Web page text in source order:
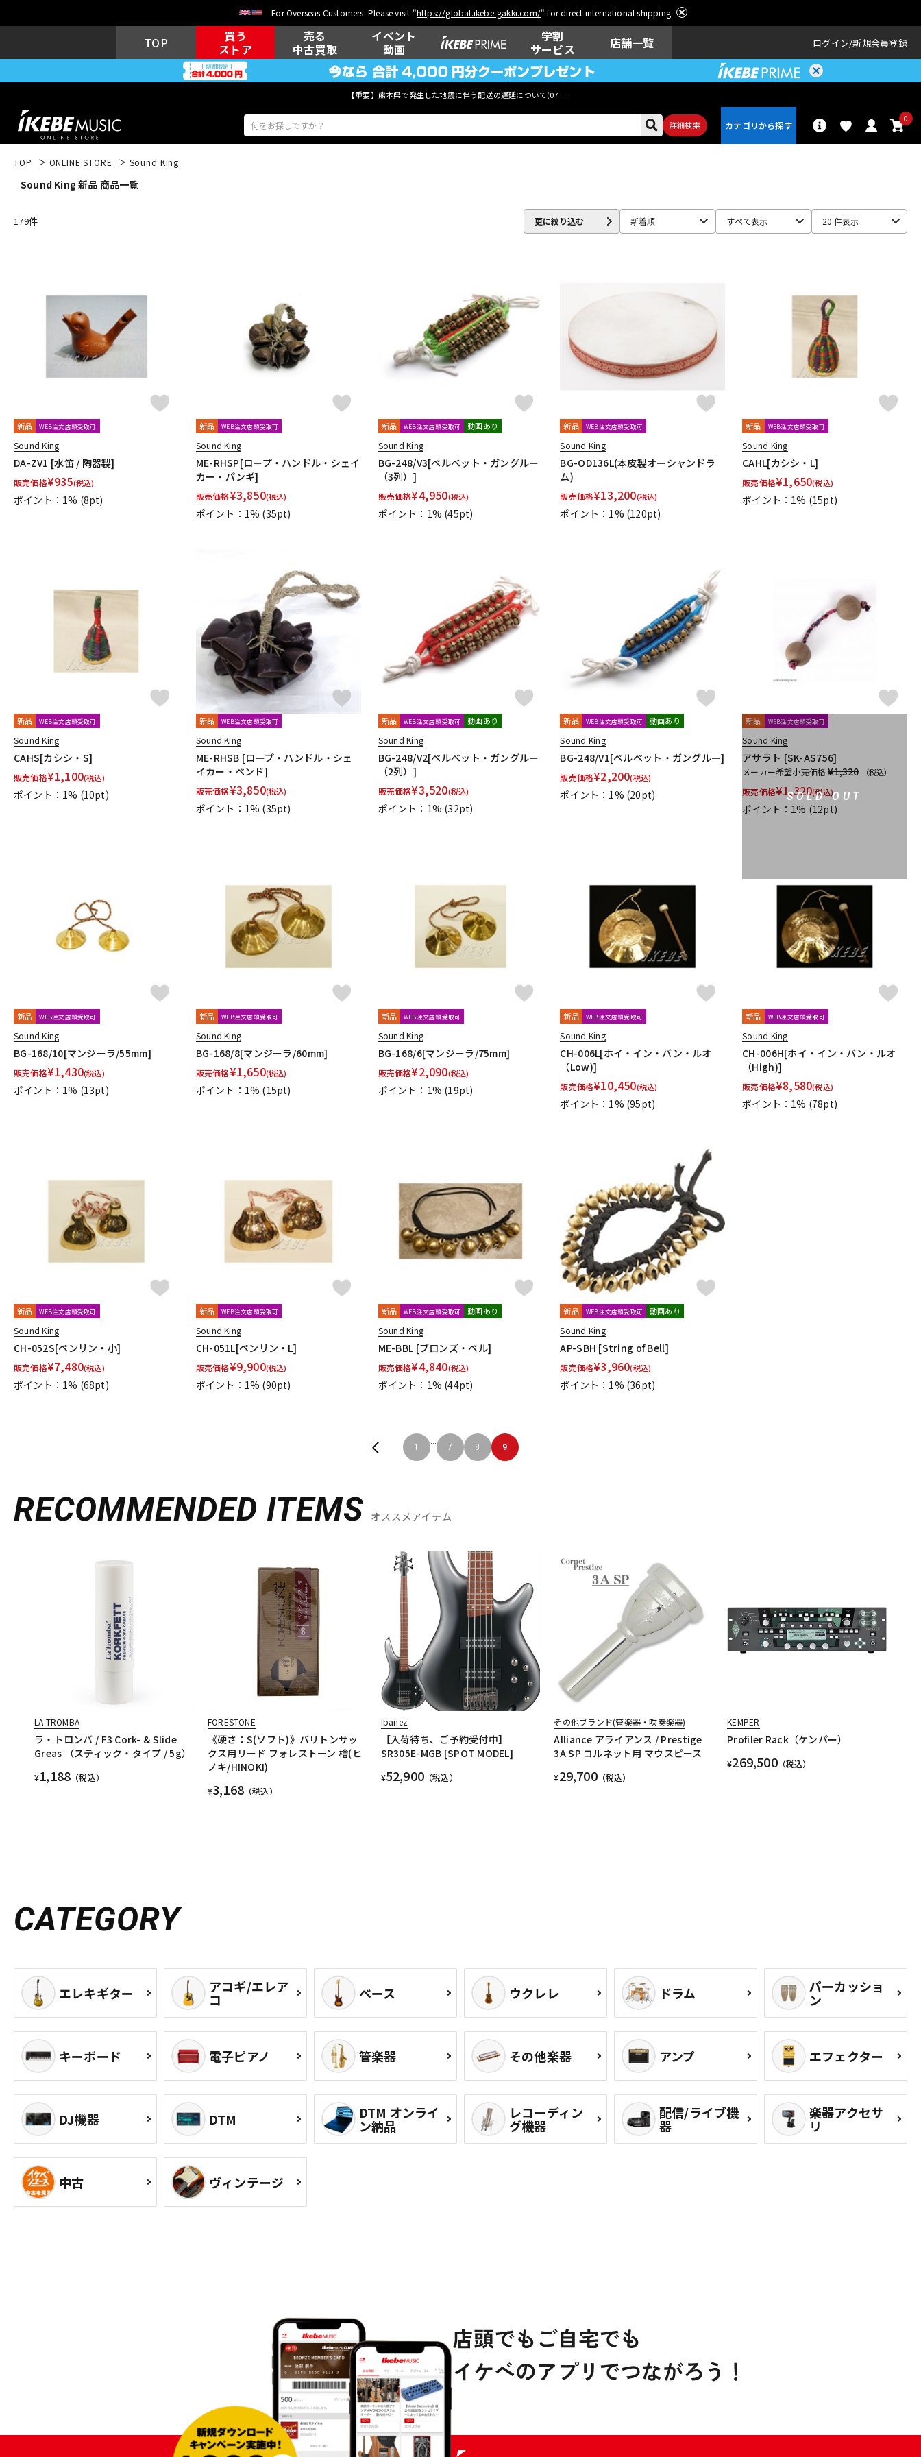
For Overseas Customers: Please visit "https://global.ikebe-gakki.com/" for direct international shipping.
TOP
買う
ストア
売る
中古買取
イベント
動画
学割
サービス
店舗一覧 ログイン 新規会員登録
【重要】熊本県で発生した地震に伴う配送の遅延について(07月29日
詳細検索
0
エレキギター
DJ機器 DTM DTM オンラ レコーディン
グ機器
配信/ライブ 楽器アクセサ
リ
TOP ONLINE STORE Sound King
Sound King 新品 商品一覧
179件 更に絞り込む 新着順 すべて表示 20 件表示
新品 WEB注文店頭受取可
Sound King
DA-ZV1 [水笛 / 陶器製]
販売価格¥935(税込)
ポイント：1% (8pt)
新品 WEB注文店頭受取可
Sound King
ME-RHSP[ロープ・ハンドル・シェイ
カー・パンギ]
販売価格¥3,850(税込)
ポイント：1% (35pt)
新品 WEB注文店頭受取可 動画あり
Sound King
BG-248/V3[ベルベット・ガングルー
（3列）]
販売価格¥4,950(税込)
ポイント：1% (45pt)
新品 WEB注文店頭受取可
Sound King
BG-OD136L(本皮製オーシャンドラ
ム)
販売価格¥13,200(税込)
ポイント：1% (120pt)
新品 WEB注文店頭受取可
Sound King
CAHL[カシシ・L]
販売価格¥1,650(税込)
ポイント：1% (15pt)
新品 WEB注文店頭受取可
Sound King
CAHS[カシシ・S]
販売価格¥1,100(税込)
ポイント：1% (10pt)
新品 WEB注文店頭受取可
Sound King
ME-RHSB [ロープ・ハンドル・シェ
イカー・ベンド]
販売価格¥3,850(税込)
ポイント：1% (35pt)
新品 WEB注文店頭受取可 動画あり
Sound King
BG-248/V2[ベルベット・ガングルー
（2列）]
販売価格¥3,520(税込)
ポイント：1% (32pt)
新品 WEB注文店頭受取可 動画あり
Sound King
BG-248/V1[ベルベット・ガングルー]
販売価格¥2,200(税込)
ポイント：1% (20pt) SOLD OUT
新品 WEB注文店頭受取可
Sound King
アサラト [SK-AS756]
メーカー希望小売価格 ¥1,320 （税込）
販売価格¥1,320(税込)
ポイント：1% (12pt)
新品 WEB注文店頭受取可
Sound King
BG-168/10[マンジーラ/55mm]
販売価格¥1,430(税込)
ポイント：1% (13pt)
新品 WEB注文店頭受取可
Sound King
BG-168/8[マンジーラ/60mm]
販売価格¥1,650(税込)
ポイント：1% (15pt)
新品 WEB注文店頭受取可
Sound King
BG-168/6[マンジーラ/75mm]
販売価格¥2,090(税込)
ポイント：1% (19pt)
新品 WEB注文店頭受取可
Sound King
CH-006L[ホイ・イン・バン・ルオ
（Low)]
販売価格¥10,450(税込)
ポイント：1% (95pt)
新品 WEB注文店頭受取可
Sound King
CH-006H[ホイ・イン・バン・ルオ
（High)]
販売価格¥8,580(税込)
ポイント：1% (78pt)
新品 WEB注文店頭受取可
Sound King
CH-052S[ペンリン・小]
販売価格¥7,480(税込)
ポイント：1% (68pt)
新品 WEB注文店頭受取可
Sound King
CH-051L[ペンリン・L]
販売価格¥9,900(税込)
ポイント：1% (90pt)
新品 WEB注文店頭受取可 動画あり
Sound King
ME-BBL [ブロンズ・ベル]
販売価格¥4,840(税込)
ポイント：1% (44pt)
新品 WEB注文店頭受取可 動画あり
Sound King
AP-SBH [String of Bell]
販売価格¥3,960(税込)
ポイント：1% (36pt)
1 7 8 9
RECOMMENDED ITEMS オススメアイテム
LA TROMBA
ラ・トロンバ / F3 Cork- & Slide
Greas （スティック・タイプ / 5g）
¥1,188 （税込）
FORESTONE
《硬さ：S(ソフト)》バリトンサッ
クス用リード フォレストーン 檜(ヒ
ノキ/HINOKI)
¥3,168 （税込）
Ibanez
【入荷待ち、ご予約受付中】
SR305E-MGB [SPOT MODEL]
¥52,900 （税込）
その他ブランド(管楽器・吹奏楽器)
Alliance アライアンス / Prestige
3A SP コルネット用 マウスピース
¥29,700（税込）
KEMPER
Profiler Rack（ケンパー）
¥269,500（税込）
CATEGORY
エレキギター アコギ/エレア
コ ベース ウクレレ ドラム パーカッショ
ン
キーボード 電子ピアノ 管楽器 その他楽器 アンプ エフェクター
DJ機器 DTM DTM オンライ
ン納品
レコーディン
グ機器
配信/ライブ機
器
楽器アクセサ
リ
中古 ヴィンテージ